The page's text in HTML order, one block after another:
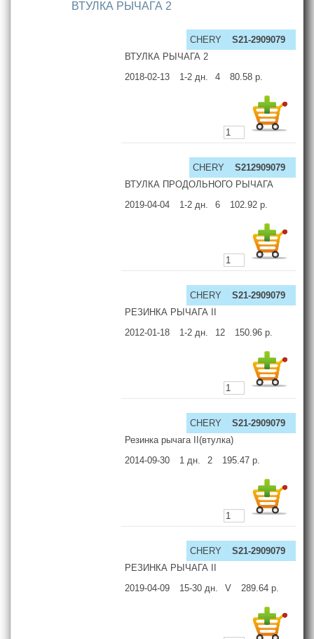
ВТУЛКА РЫЧАГА 2
CHERY
S21-2909079
ВТУЛКА РЫЧАГА 2
2018-02-13
1-2 дн. 4 80.58 р.
CHERY
S212909079
ВТУЛКА ПРОДОЛЬНОГО РЫЧАГА
2019-04-04
1-2 дн. 6 102.92 р.
CHERY
S21-2909079
РЕЗИНКА РЫЧАГА II
2012-01-18
1-2 дн. 12 150.96 р.
CHERY
S21-2909079
Резинка рычага II(втулка)
2014-09-30
1 дн. 2 195.47 р.
CHERY
S21-2909079
РЕЗИНКА РЫЧАГА II
2019-04-09
15-30 дн. V 289.64 р.